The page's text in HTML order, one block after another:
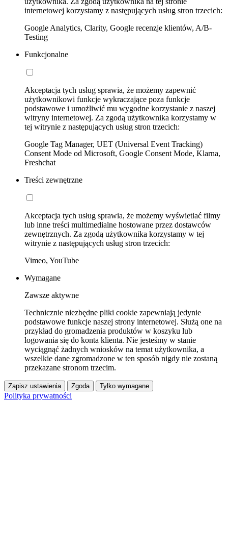
internetowej korzystamy z następujących usług stron trzecich:
Google Analytics, Clarity, Google recenzje klientów, A/B-
Testing
Funkcjonalne
Akceptacja tych usług sprawia, że możemy zapewnić
użytkownikowi funkcje wykraczające poza funkcje
podstawowe i umożliwić mu wygodne korzystanie z naszej
witryny internetowej. Za zgodą użytkownika korzystamy w
tej witrynie z następujących usług stron trzecich:
Google Tag Manager, UET (Universal Event Tracking)
Consent Mode od Microsoft, Google Consent Mode, Klarna,
Freshchat
Treści zewnętrzne
Akceptacja tych usług sprawia, że możemy wyświetlać filmy
lub inne treści multimedialne hostowane przez dostawców
zewnętrznych. Za zgodą użytkownika korzystamy w tej
witrynie z następujących usług stron trzecich:
Vimeo, YouTube
Wymagane
Zawsze aktywne
Technicznie niezbędne pliki cookie zapewniają jedynie
podstawowe funkcje naszej strony internetowej. Służą one na
przykład do gromadzenia produktów w koszyku lub
logowania się do konta klienta. Nie jesteśmy w stanie
wyciągnąć żadnych wniosków na temat użytkownika, a
wszelkie dane zgromadzone w ten sposób nigdy nie zostaną
przekazane stronom trzecim.
Zapisz ustawienia Zgoda Tylko wymagane
Polityka prywatności